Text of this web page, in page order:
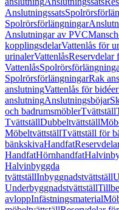
Anslutningssats
Spolrörsförlängningar
Anslutningar av PVC
kopplingsdelarVattenlås för
urinalerVattenlåsReservdelar
Vattenlås
SpolrörsförlängningarRak
anslutningVattenlås för bidéer
anslutningAnslutningsböjar
och badrumsmöblerTvättställ
TvättställDubbeltvättställ
MöbeltvättställTvättställ för
bänkskivaHandfat
HandfatHörnhandfat
Halvinbyggda
tvättställInbyggnadstvättställ
Underbyggnadstvättställ
avloppInfästningsmaterial